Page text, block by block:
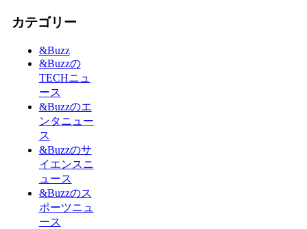
カテゴリー
&Buzz
&Buzzの
TECHニュ
ース
&Buzzのエ
ンタニュー
ス
&Buzzのサ
イエンスニ
ュース
&Buzzのス
ポーツニュ
ース